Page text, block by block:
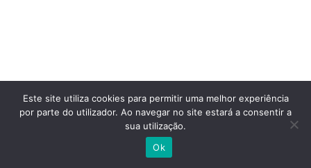
Este site utiliza cookies para permitir uma melhor experiência
por parte do utilizador. Ao navegar no site estará a consentir a
sua utilização.
Ok